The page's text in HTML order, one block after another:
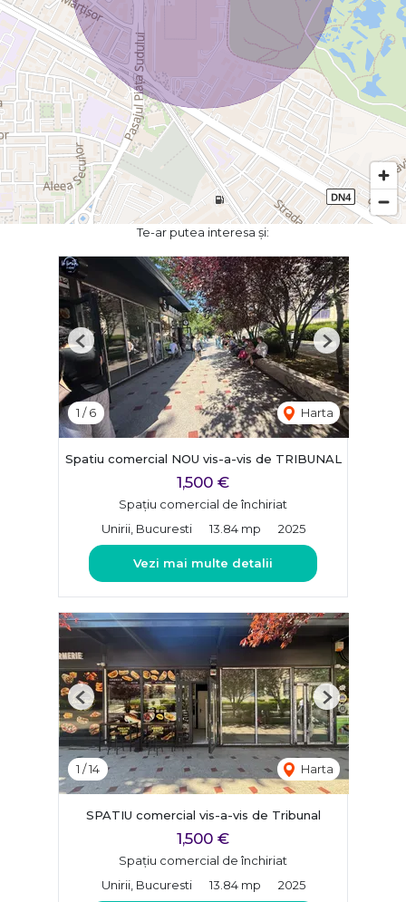
Te-ar putea interesa și:
1 /6 Harta
Previous Next
Spatiu comercial NOU vis-a-vis de TRIBUNAL
1,500 €
Spațiu comercial de închiriat
Unirii, Bucuresti
13.84 mp 2025
Vezi mai multe detalii
1 /14 Harta
Previous Next
SPATIU comercial vis-a-vis de Tribunal
1,500 €
Spațiu comercial de închiriat
Unirii, Bucuresti
13.84 mp 2025